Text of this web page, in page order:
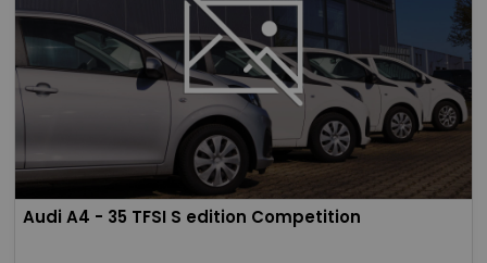
Audi A4 - 35 TFSI S edition Competition